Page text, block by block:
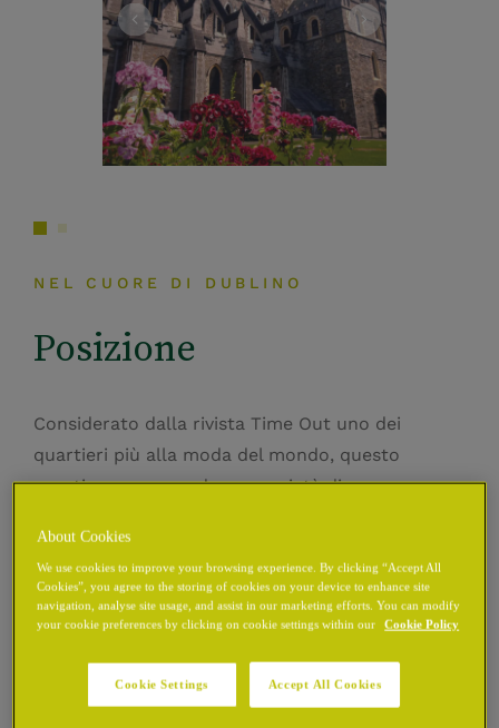
NEL CUORE DI DUBLINO
Posizione
Considerato dalla rivista Time Out uno dei
quartieri più alla moda del mondo, questo
quartiere comprende una varietà di zone
storia e modernità nel cuore del centro storico di
Dublino.
di poter esplorare gran parte del centro di
Dublino a piedi, ma se desiderate spostarvi
About Cookies
We use cookies to improve your browsing experience. By clicking “Accept All
Cookies”, you agree to the storing of cookies on your device to enhance site
navigation, analyse site usage, and assist in our marketing efforts. You can modify
your cookie preferences by clicking on cookie settings within our
Cookie Policy
Cookie Settings Accept All Cookies